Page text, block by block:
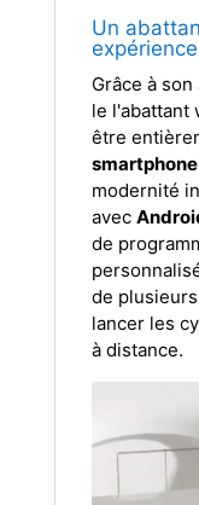
Un
Grâce à
le l'abattant
être
smartphone
modernité
avec
de
de
lancer les
à distance.